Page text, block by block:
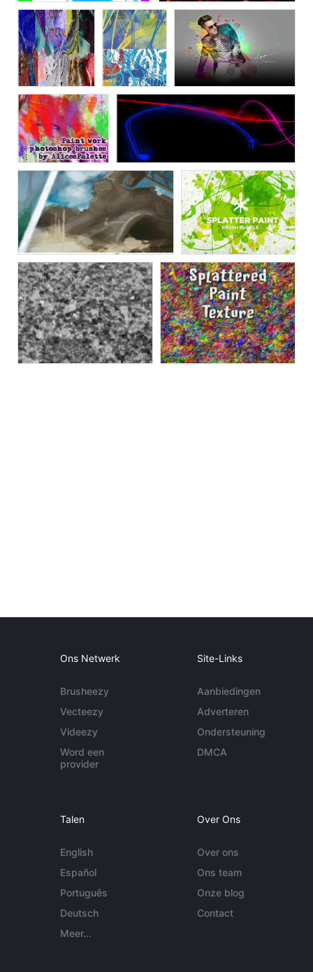
Ons Netwerk
Brusheezy
Vecteezy
Videezy
Word een
provider
Site-Links
Aanbiedingen
Adverteren
Ondersteuning
DMCA
Talen
English
Español
Português
Deutsch
Meer...
Over Ons
Over ons
Ons team
Onze blog
Contact